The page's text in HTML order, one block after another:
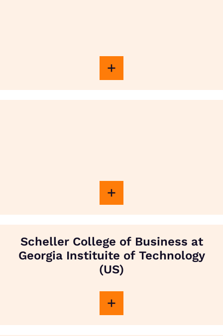
Scheller College of Business at
Georgia Instituite of Technology
(US)